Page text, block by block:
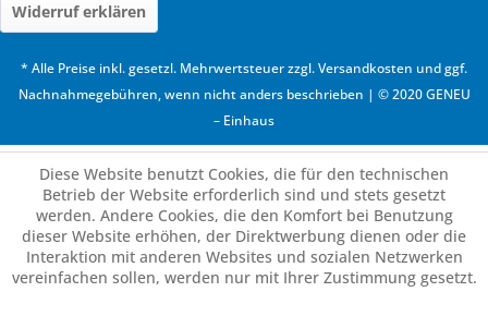
Widerruf erklären
* Alle Preise inkl. gesetzl. Mehrwertsteuer zzgl.Versandkosten und ggf.
Nachnahmegebühren, wenn nicht anders beschrieben | © 2020 GENEU
– Einhaus
Diese Website benutzt Cookies, die für den technischen
Betrieb der Website erforderlich sind und stets gesetzt
werden. Andere Cookies, die den Komfort bei Benutzung
dieser Website erhöhen, der Direktwerbung dienen oder die
Interaktion mit anderen Websites und sozialen Netzwerken
vereinfachen sollen, werden nur mit Ihrer Zustimmung gesetzt.